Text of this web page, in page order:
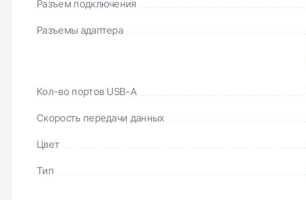
Разъем подключения
Разъемы адаптера
Кол-во портов USB-A
Скорость передачи данных
Цвет
Тип